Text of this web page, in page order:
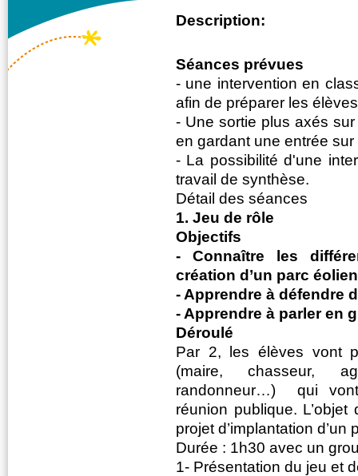
Description:
Séances prévues
- une intervention en
afin de préparer les
- Une sortie plus axés
en gardant une entrée
- La possibilité d'une
travail de synthèse.
Détail des séances
1. Jeu de rôle
Objectifs
- Connaître les
création d’un parc éolien
- Apprendre à défendre
- Apprendre à parler en
Déroulé
Par 2, les élèves vont
(maire, chasseur,
randonneur…) qui vont
réunion publique.
projet d’implantation d’un
Durée : 1h30 avec un
1- Présentation du jeu et